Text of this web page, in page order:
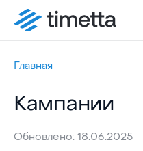
Главная
Кампании
Обновлено: 18.06.2025